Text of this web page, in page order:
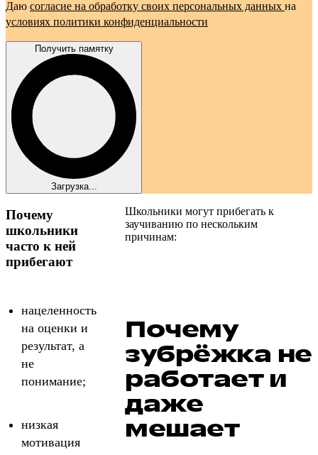
Даю согласие на обработку своих персональных данных на
условиях политики конфиденциальности
Получить памятку
Загрузка...
Почему
школьники
часто к ней
прибегают
Школьники могут прибегать к
заучиванию по нескольким
причинам:
нацеленность
на оценки и
результат, а
не
понимание;
низкая
мотивация
Почему
зубрёжка не
работает и
даже
мешает